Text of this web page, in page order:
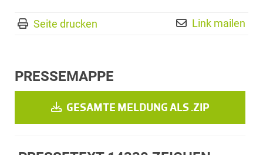
Seite drucken Link mailen
PRESSEMAPPE
GESAMTE MELDUNG ALS .ZIP